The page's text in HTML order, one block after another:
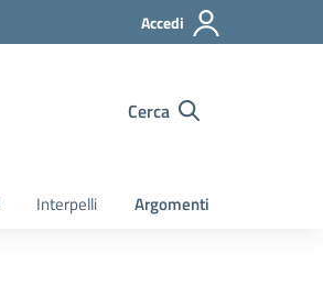
Accedi
Cerca
Interpelli Argomenti